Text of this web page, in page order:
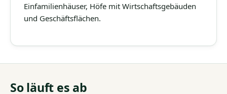
Einfamilienhäuser, Höfe mit Wirtschaftsgebäuden
und Geschäftsflächen.
So läuft es ab